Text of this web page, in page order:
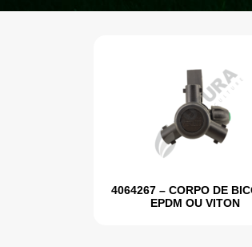
4064267 – CORPO DE
EPDM OU VITON